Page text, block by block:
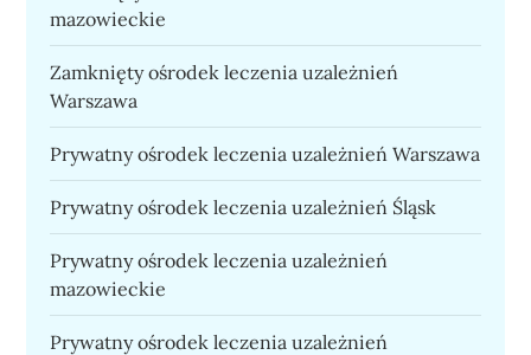
mazowieckie
Zamknięty ośrodek leczenia uzależnień
Warszawa
Prywatny ośrodek leczenia uzależnień Warszawa
Prywatny ośrodek leczenia uzależnień Śląsk
Prywatny ośrodek leczenia uzależnień
mazowieckie
Prywatny ośrodek leczenia uzależnień